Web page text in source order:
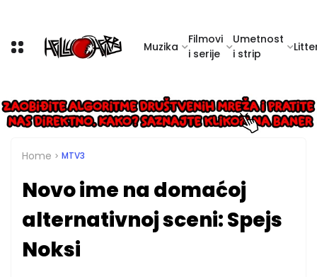
Muzika
Filmovi
i serije
Umetnost
i strip
Home MTV3
Novo ime na domaćoj
alternativnoj sceni: Spejs
Noksi